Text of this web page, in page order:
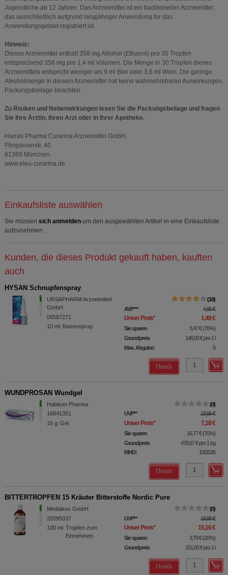
Jugendliche ab 12 Jahren. Das Arzneimittel ist ein traditionelles Arzneimittel,
das ausschließlich aufgrund langjähriger Anwendung für das
Anwendungsgebiet registriert ist.
Hinweis:
Dieses Arzneimittel enthält 358 mg Alkohol (Ethanol) pro 30 Tropfen
entsprechend 358 mg pro 1,4 ml Volumen. Die Menge in 30 Tropfen dieses
Arzneimittels entspricht weniger als 9 ml Bier oder 3,6 ml Wein. Die geringe
Alkoholmenge in diesem Arzneimittel hat keine wahrnehmbaren Auswirkungen.
Packungsbeilage beachten.
Zu Risiken und Nebenwirkungen lesen Sie die Packungsbeilage und fragen
Sie Ihre Ärztin, Ihren Arzt oder in Ihrer Apotheke.
Harras Pharma Curarina Arzneimittel GmbH.
Plinganserstr. 40.
81369 München.
www.eleu-curarina.de
Einkaufsliste auswählen
Sie müssen sich anmelden um den ausgewählten Artikel in eine Einkaufsliste
aufzunehmen.
Kunden, die dieses Produkt gekauft haben, kauften
auch
HYSAN Schnupfenspray
URSAPHARM Arzneimittel
GmbH
06587271
10 ml Nasenspray
10
AVP*** 4,95 €
Unser Preis* 1,48 €
Sie sparen 3,47 € (70%)
Grundpreis
148,00 €pro 1 l
Max. Abgabe:
5
Details
WUNDPROSAN Wundgel
Habitum Pharma
16841351
15 g Gel
0
UVP** 23,95 €
Unser Preis* 7,18 €
Sie sparen 16,77 € (70%)
Grundpreis
478,67 €pro 1 kg
MHD:
10/2026
Details
BITTERTROPFEN 15 Kräuter Bitterstoffe Nordic Pure
Mediakos GmbH
20095037
100 ml Tropfen zum
Einnehmen
0
UVP** 18,95 €
Unser Preis* 15,16 €
Sie sparen 3,79 € (20%)
Grundpreis
151,60 €pro 1 l
Details